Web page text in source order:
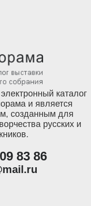
каталог
и является
созданным для
русских и
83 86